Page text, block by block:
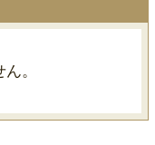
。